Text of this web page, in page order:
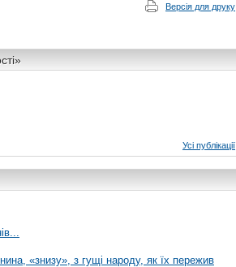
Версія для друку
Усі публікації
«знизу», з гущі народу, як їх пережив